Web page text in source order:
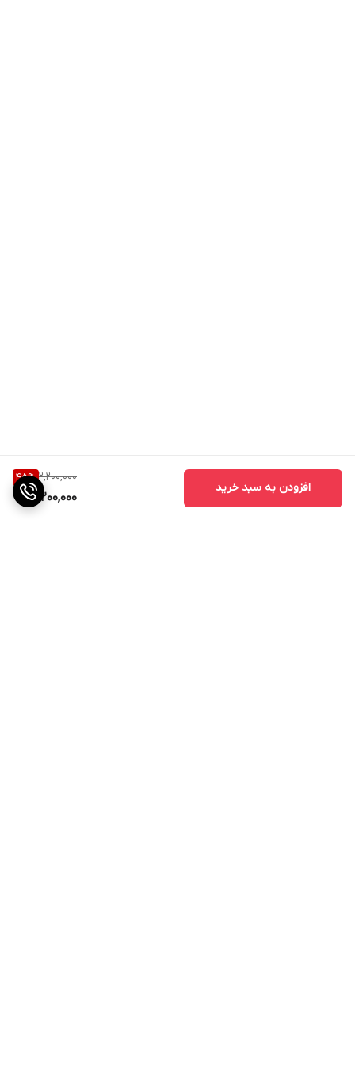
2,200,000
45%
1,200,000
افزودن به سبد خرید